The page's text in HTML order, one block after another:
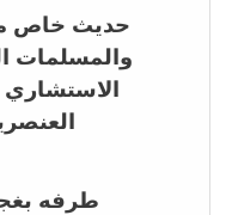
حديث خاص
والمسلمات
الاستشاري
طرفه